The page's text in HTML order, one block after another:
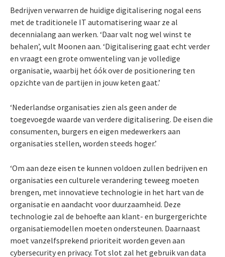
Bedrijven verwarren de huidige digitalisering nogal eens
met de traditionele IT automatisering waar ze al
decennialang aan werken. ‘Daar valt nog wel winst te
behalen’, vult Moonen aan. ‘Digitalisering gaat echt verder
en vraagt een grote omwenteling van je volledige
organisatie, waarbij het óók over de positionering ten
opzichte van de partijen in jouw keten gaat.’
‘Nederlandse organisaties zien als geen ander de
toegevoegde waarde van verdere digitalisering. De eisen die
consumenten, burgers en eigen medewerkers aan
organisaties stellen, worden steeds hoger.’
‘Om aan deze eisen te kunnen voldoen zullen bedrijven en
organisaties een culturele verandering teweeg moeten
brengen, met innovatieve technologie in het hart van de
organisatie en aandacht voor duurzaamheid. Deze
technologie zal de behoefte aan klant- en burgergerichte
organisatiemodellen moeten ondersteunen. Daarnaast
moet vanzelfsprekend prioriteit worden geven aan
cybersecurity en privacy. Tot slot zal het gebruik van data